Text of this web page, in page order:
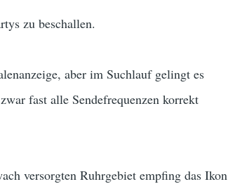
zu beschallen.
aber im Suchlauf gelingt es
fast alle Sendefrequenzen korrekt
versorgten Ruhrgebiet empfing das Ikon